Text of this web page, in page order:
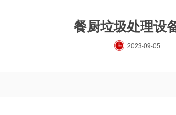
行业动态
餐厨垃圾处理设
2023-09-05